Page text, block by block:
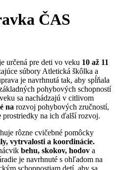
ČAS
určená pre deti vo veku 10 až 11
súbory Atletická škôlka a
je navrhnutá tak, aby spĺňala
pohybových schopností
sa nachádzajú v citlivom
na rozvoj pohybových zručností,
prostriedky na ich ďalší rozvoj.
rôzne cvičebné pomôcky
vytrvalosti a koordinácie.
behu, skokov, hodov a
je navrhnuté s ohľadom na
schopnostiam detí, aby sa